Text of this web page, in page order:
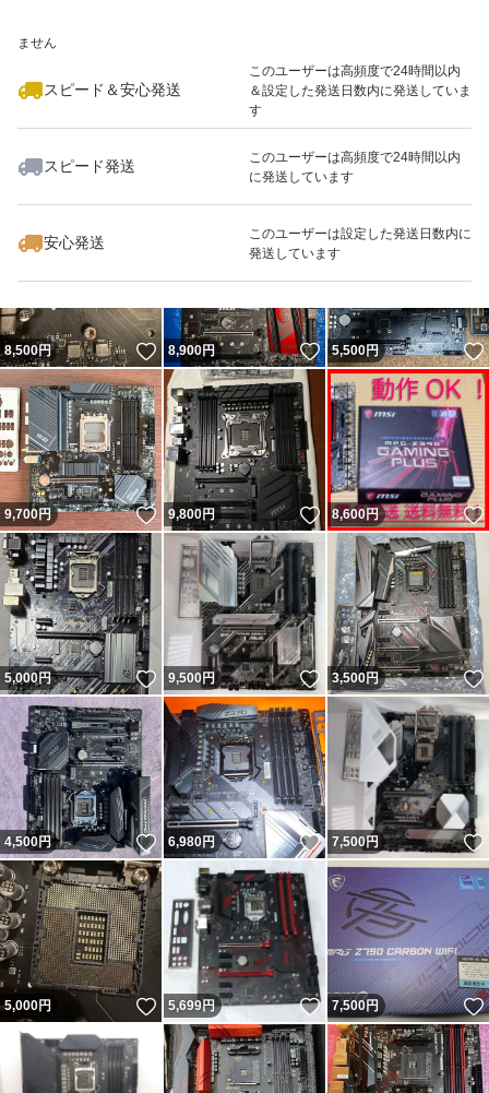
見落としや気付かなかった瑕疵がある可能性もございま
す。
お取引について
発送前に再度動作確認を行います。
発送は翌日または翌々日を予定しています。
クレーム・返品について
商品説明および写真と著しく異なる場合や、発送ミスを
除き、
返品・返金には対応できません。
中古品の特性をご理解いただき、購入をお願いいたしま
す。
■その他
個人出品のため、ストアのような対応や補償はできませ
ん。
ご不明点がある場合は、必ず入札前にご質問ください。
ご入札いただいた時点で、
上記の内容全てにご同意いただいたものとみなします。
ません
スピード＆安心発送
このユーザーは高頻度で24時間以内
＆設定した発送日数内に発送していま
す
スピード発送
このユーザーは高頻度で24時間以内
に発送しています
安心発送
このユーザーは設定した発送日数内に
発送しています
いいね！
4,500
8,500円 いいね！
8,900円 いいね！
5,500円
9,700円 いいね！
9,800円 いいね！
8,600円
5,000円 いいね！
9,500円 いいね！
3,500円
4,500円 いいね！
6,980円 いいね！
7,500円
5,000円 いいね！
5,699円 いいね！
7,500円